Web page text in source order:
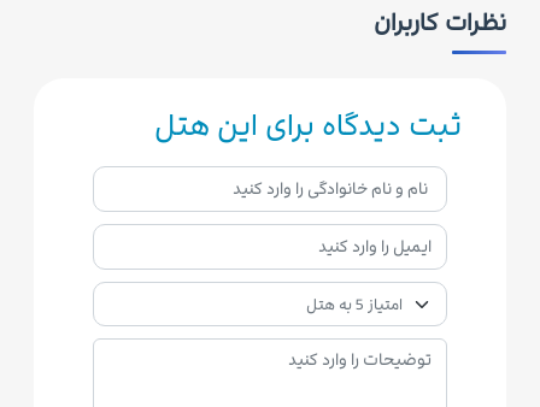
نظرات کاربران
ثبت دیدگاه برای این هتل